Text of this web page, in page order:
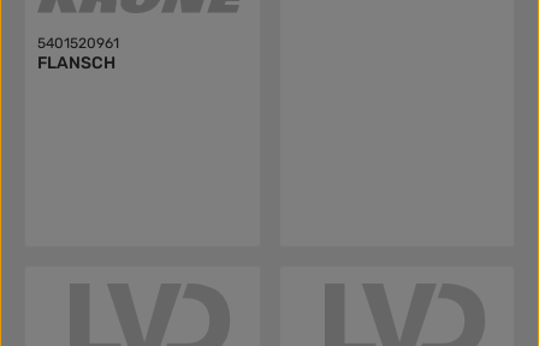
5401520961
FLANSCH